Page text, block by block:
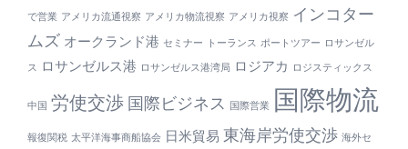
で営業 アメリカ流通視察 アメリカ物流視察 アメリカ視察
インコター
ムズ オークランド港 セミナー トーランス ポートツアー ロサンゼル
ス ロサンゼルス港 ロサンゼルス港湾局 ロジアカ ロジスティックス
中国 労使交渉 国際ビジネス 国際営業 国際物流
報復関税 太平洋海事商船協会 日米貿易 東海岸労使交渉 海外セ